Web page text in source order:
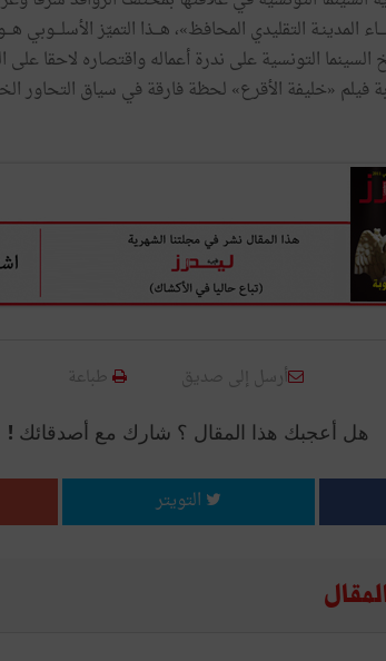
المدينـة التقليدي المحافظ»، هـــذا التميّزالأسلـــوبي
السينما التونسية على ندرة أعماله واقتصاره لاحقا على
فيلم «خليفة الأقرع» لحظة فارقة في سياق التحاور
أرسل إلى صديق طباعة
هل أعجبك هذا المقال ؟ شارك مع أصدقائك !
التويتر